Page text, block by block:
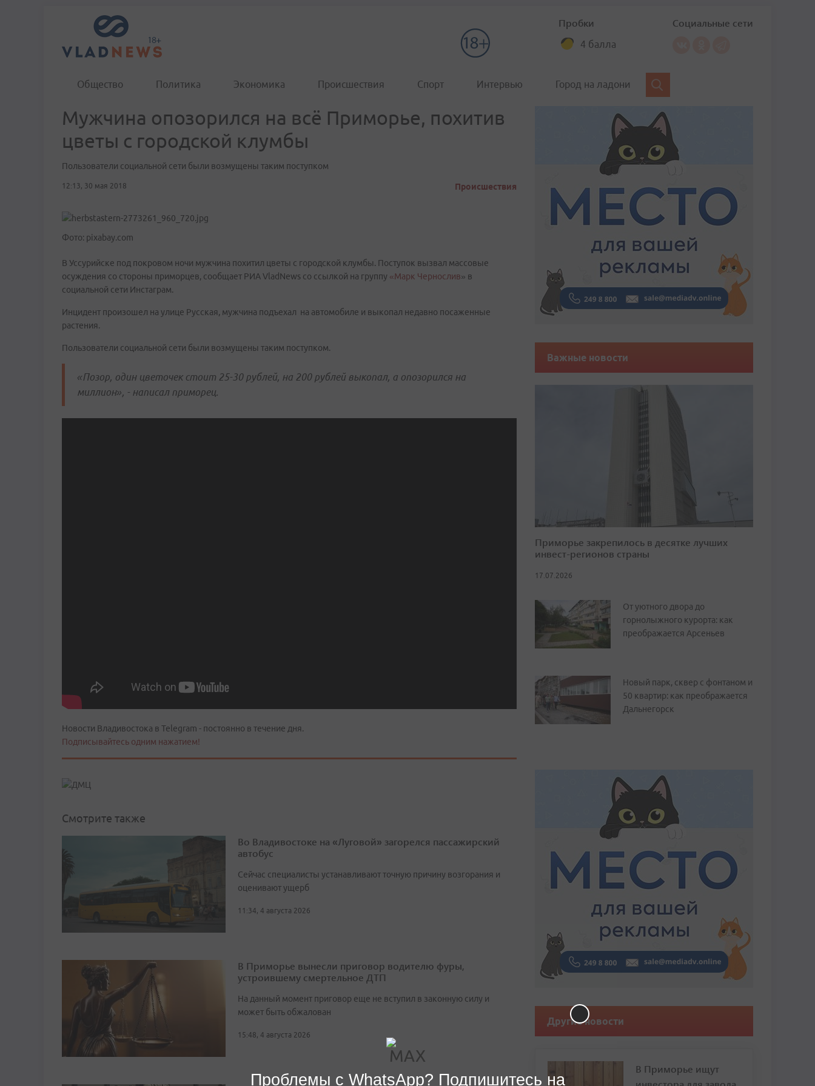
Пробки
4 балла
Социальные сети
Общество Политика Экономика Происшествия Спорт Интервью Город на ладони
Мужчина опозорился на всё Приморье, похитив
цветы с городской клумбы
Пользователи социальной сети были возмущены таким поступком
12:13, 30 мая 2018 Происшествия
Фото: pixabay.com
В Уссурийске под покровом ночи мужчина похитил цветы с городской клумбы. Поступок вызвал массовые
осуждения со стороны приморцев, сообщает РИА VladNews со ссылкой на группу «Марк Чернослив» в
социальной сети Инстаграм.
Инцидент произошел на улице Русская, мужчина подъехал на автомобиле и выкопал недавно посаженные
растения.
Пользователи социальной сети были возмущены таким поступком.
«Позор, один цветочек стоит 25-30 рублей, на 200 рублей выкопал, а опозорился на
миллион», - написал приморец.
Новости Владивостока в Telegram - постоянно в течение дня.
Подписывайтесь одним нажатием!
Смотрите также
Во Владивостоке на «Луговой» загорелся пассажирский
автобус
Сейчас специалисты устанавливают точную причину возгорания и
оценивают ущерб
11:34, 4 августа 2026
В Приморье вынесли приговор водителю фуры,
устроившему смертельное ДТП
На данный момент приговор еще не вступил в законную силу и
может быть обжалован
15:48, 4 августа 2026
Важные новости
Приморье закрепилось в десятке лучших
инвест-регионов страны
17.07.2026
От уютного двора до
горнолыжного курорта: как
преображается Арсеньев
Новый парк, сквер с фонтаном и
50 квартир: как преображается
Дальнегорск
Другие новости
В Приморье ищут
Проблемы с WhatsApp? Подпишитесь на